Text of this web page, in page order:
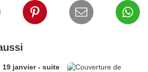
19 janvier - suite